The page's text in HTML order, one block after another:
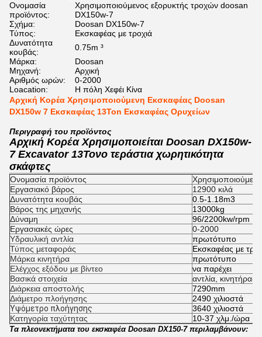
Ονομασία
προϊόντος:
Χρησιμοποιούμενος εξορυκτής τροχών doosan
DX150w-7
Σχήμα:
Doosan DX150w-7
Τύπος:
Εκσκαφέας με τροχιά
Δυνατότητα
κουβάς:
0.75m ³
Μάρκα:
Doosan
Μηχανή:
Αρχική
Αριθμός ωρών:
0-2000
Loacation:
Η πόλη Χεφέι Κίνα
Αρχική Κορέα Χρησιμοποιούμενη Εκσκαφέας Doosan
DX150w 7 Εκσκαφέας 13Ton Εκσκαφέας Ορυχείων
Περιγραφή του προϊόντος
Αρχική Κορέα Χρησιμοποιείται Doosan DX150w-
7 Excavator 13Τονο τεράστια χωρητικότητα
σκάφτες
Ονομασία προϊόντος
Εργασιακό βάρος
12900 κιλά
Δυνατότητα κουβάς
0.5-1.18m3
Βάρος της μηχανής
13000kg
Δύναμη
96/2200kw/rpm
Εργασιακές ώρες
0-2000
Υδραυλική αντλία
πρωτότυπο
Τύπος μεταφοράς
Εκσκαφέας με
Μάρκα κινητήρα
πρωτότυπο
Ελέγχος εξόδου με βίντεο
να παρέχει
Βασικά στοιχεία
αντλία, κινητήρας,
Διάρκεια αποστολής
7290mm
Διάμετρο πλοήγησης
2490 χιλιοστά
Υψόμετρο πλοήγησης
3640 χιλιοστά
Κατηγορία ταχύτητας
10-37 χλμ./ώρα
Τα πλεονεκτήματα του εκσκαφέα Doosan DX150-7 περιλαμβάνουν: